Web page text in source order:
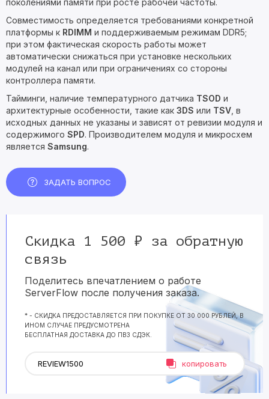
поколениями памяти при росте рабочей частоты.
Совместимость определяется требованиями конкретной
платформы к RDIMM и поддерживаемым режимам DDR5;
при этом фактическая скорость работы может
автоматически снижаться при установке нескольких
модулей на канал или при ограничениях со стороны
контроллера памяти.
Тайминги, наличие температурного датчика TSOD и
архитектурные особенности, такие как 3DS или TSV , в
исходных данных не указаны и зависят от ревизии модуля и
содержимого SPD. Производителем модуля и микросхем
является Samsung.
ЗАДАТЬ ВОПРОС
Скидка 1 500 ₽ за обратную
связь
Поделитесь впечатлением о работе
ServerFlow после получения заказа.
* - СКИДКА ПРЕДОСТАВЛЯЕТСЯ ПРИ ПОКУПКЕ ОТ 30 000 РУБЛЕЙ, В
ИНОМ СЛУЧАЕ ПРЕДУСМОТРЕНА
БЕСПЛАТНАЯ ДОСТАВКА ДО ПВЗ СДЭК.
копировать